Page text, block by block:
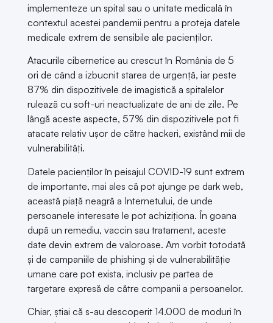
implementeze un spital sau o unitate medicală în
contextul acestei pandemii pentru a proteja datele
medicale extrem de sensibile ale pacienților.
Atacurile cibernetice au crescut în România de 5
ori de când a izbucnit starea de urgență, iar peste
87% din dispozitivele de imagistică a spitalelor
rulează cu soft-uri neactualizate de ani de zile. Pe
lângă aceste aspecte, 57% din dispozitivele pot fi
atacate relativ ușor de către hackeri, existând mii de
vulnerabilități.
Datele pacienților în peisajul COVID-19 sunt extrem
de importante, mai ales că pot ajunge pe dark web,
această piață neagră a Internetului, de unde
persoanele interesate le pot achiziționa. În goana
după un remediu, vaccin sau tratament, aceste
date devin extrem de valoroase. Am vorbit totodată
și de campaniile de phishing și de vulnerabilităție
umane care pot exista, inclusiv pe partea de
targetare expresă de către companii a persoanelor.
Chiar, știai că s-au descoperit 14.000 de moduri în